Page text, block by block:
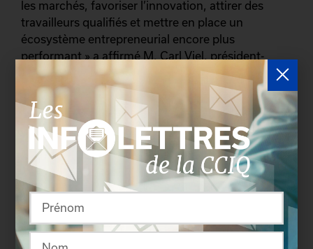
les marchés, favoriser l’innovation, attirer des
travailleurs qualifiés et mettre en place un
écosystème entrepreneurial encore plus
performant » a affirmé M. Carl Viel, président-
directeur général de Québec International.
« Les résultats du sondage nous confirment ce que
nous entendons sur le terrain, notamment dans la
façon dont les entrepreneurs abordent 2015, soit
avec un optimisme prudent. De plus, le sondage
démontre que les entreprises font maintenant face
à la difficulté de recruter de la main-d’oeuvre non
spécialisée, un phénomène observé dans
Chaudière-Appalaches. Nous sommes aussi
heureux de constater que 73 % des dirigeants